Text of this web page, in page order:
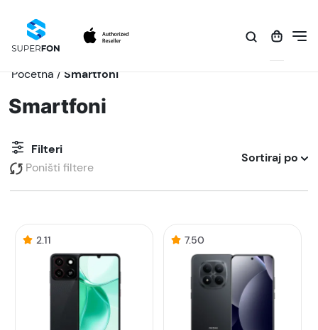
Početna / Smartfoni
Smartfoni
Filteri
Poništi filtere
Sortiraj po
2.11 7.50